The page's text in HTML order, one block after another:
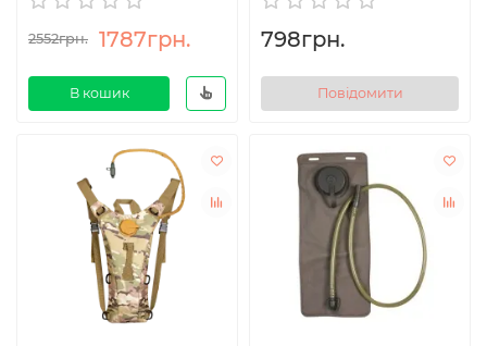
2552грн. 1787грн.
В кошик
798грн.
Повідомити